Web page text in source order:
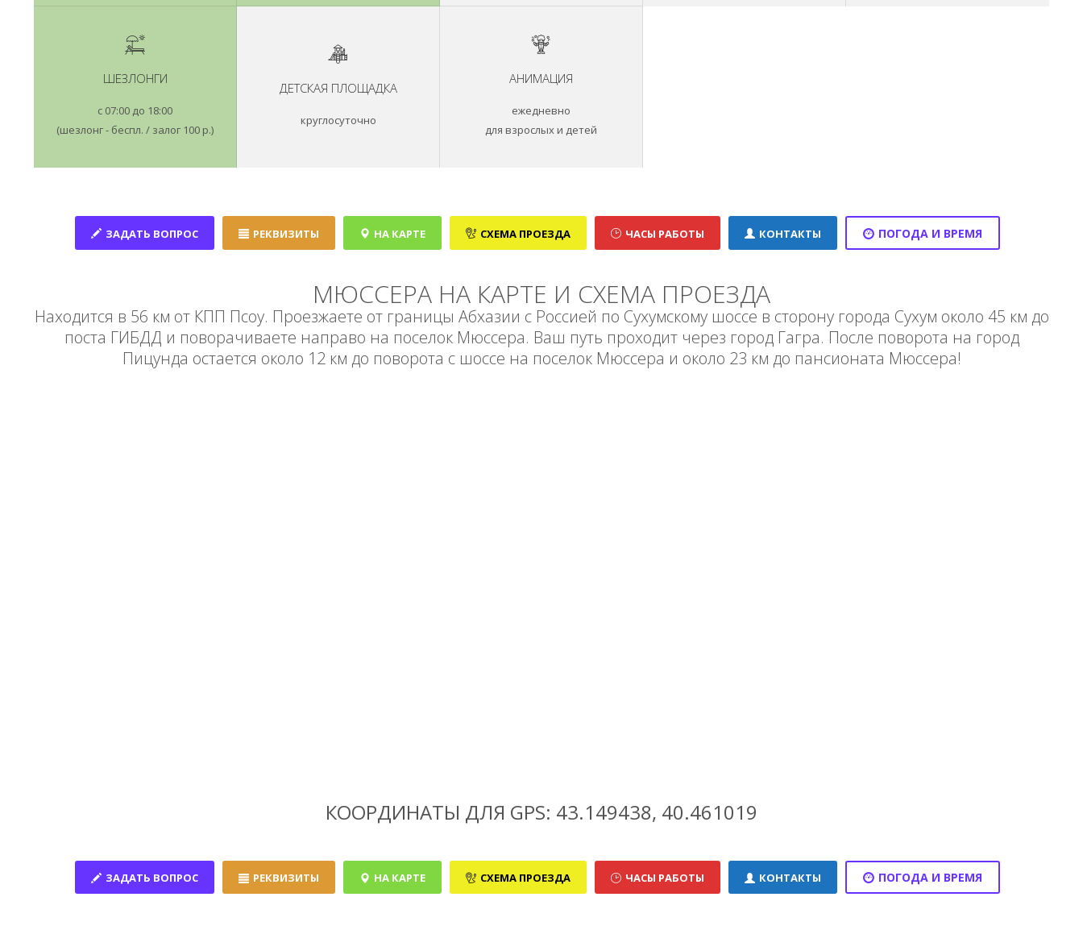
ШЕЗЛОНГИ
с 07:00 до 18:00
(шезлонг - беспл. / залог 100 р.)
ДЕТСКАЯ ПЛОЩАДКА
круглосуточно
АНИМАЦИЯ
ежедневно
для взрослых и детей
ЗАДАТЬ ВОПРОС РЕКВИЗИТЫ НА КАРТЕ СХЕМА ПРОЕЗДА ЧАСЫ РАБОТЫ КОНТАКТЫ ПОГОДА И ВРЕМЯ
МЮССЕРА НА КАРТЕ И СХЕМА ПРОЕЗДА
Находится в 56 км от КПП Псоу. Проезжаете от границы Абхазии с Россией по Сухумскому шоссе в сторону города Сухум около 45 км до
поста ГИБДД и поворачиваете направо на поселок Мюссера. Ваш путь проходит через город Гагра. После поворота на город
Пицунда остается около 12 км до поворота с шоссе на поселок Мюссера и около 23 км до пансионата Мюссера!
КООРДИНАТЫ ДЛЯ GPS: 43.149438, 40.461019
ЗАДАТЬ ВОПРОС РЕКВИЗИТЫ НА КАРТЕ СХЕМА ПРОЕЗДА ЧАСЫ РАБОТЫ КОНТАКТЫ ПОГОДА И ВРЕМЯ